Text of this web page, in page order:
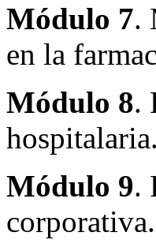
Módulo 7.
en la
Módulo 8.
hospitalaria.
Módulo 9.
corporativa.